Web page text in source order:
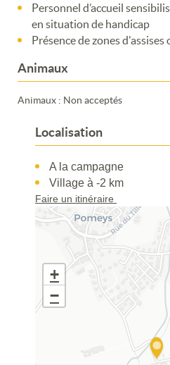
Personnel d’accueil
en situation de handicap
Présence de zones
Animaux
Animaux : Non acceptés
Localisation
A la campagne
Village à -2 km
Faire un itinéraire
+
−